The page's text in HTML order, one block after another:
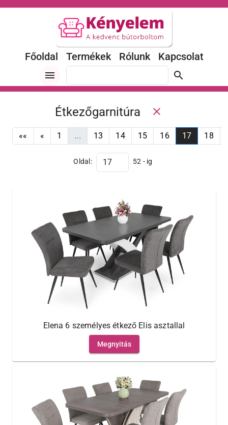
Főoldal Termékek Rólunk
Kapcsolat
menu
search
Étkezőgarnitúra close
«« « 1 ... 13 14 15 16 17 18
Oldal: 52 - ig
Elena 6 személyes étkező Elis asztallal
Megnyitás